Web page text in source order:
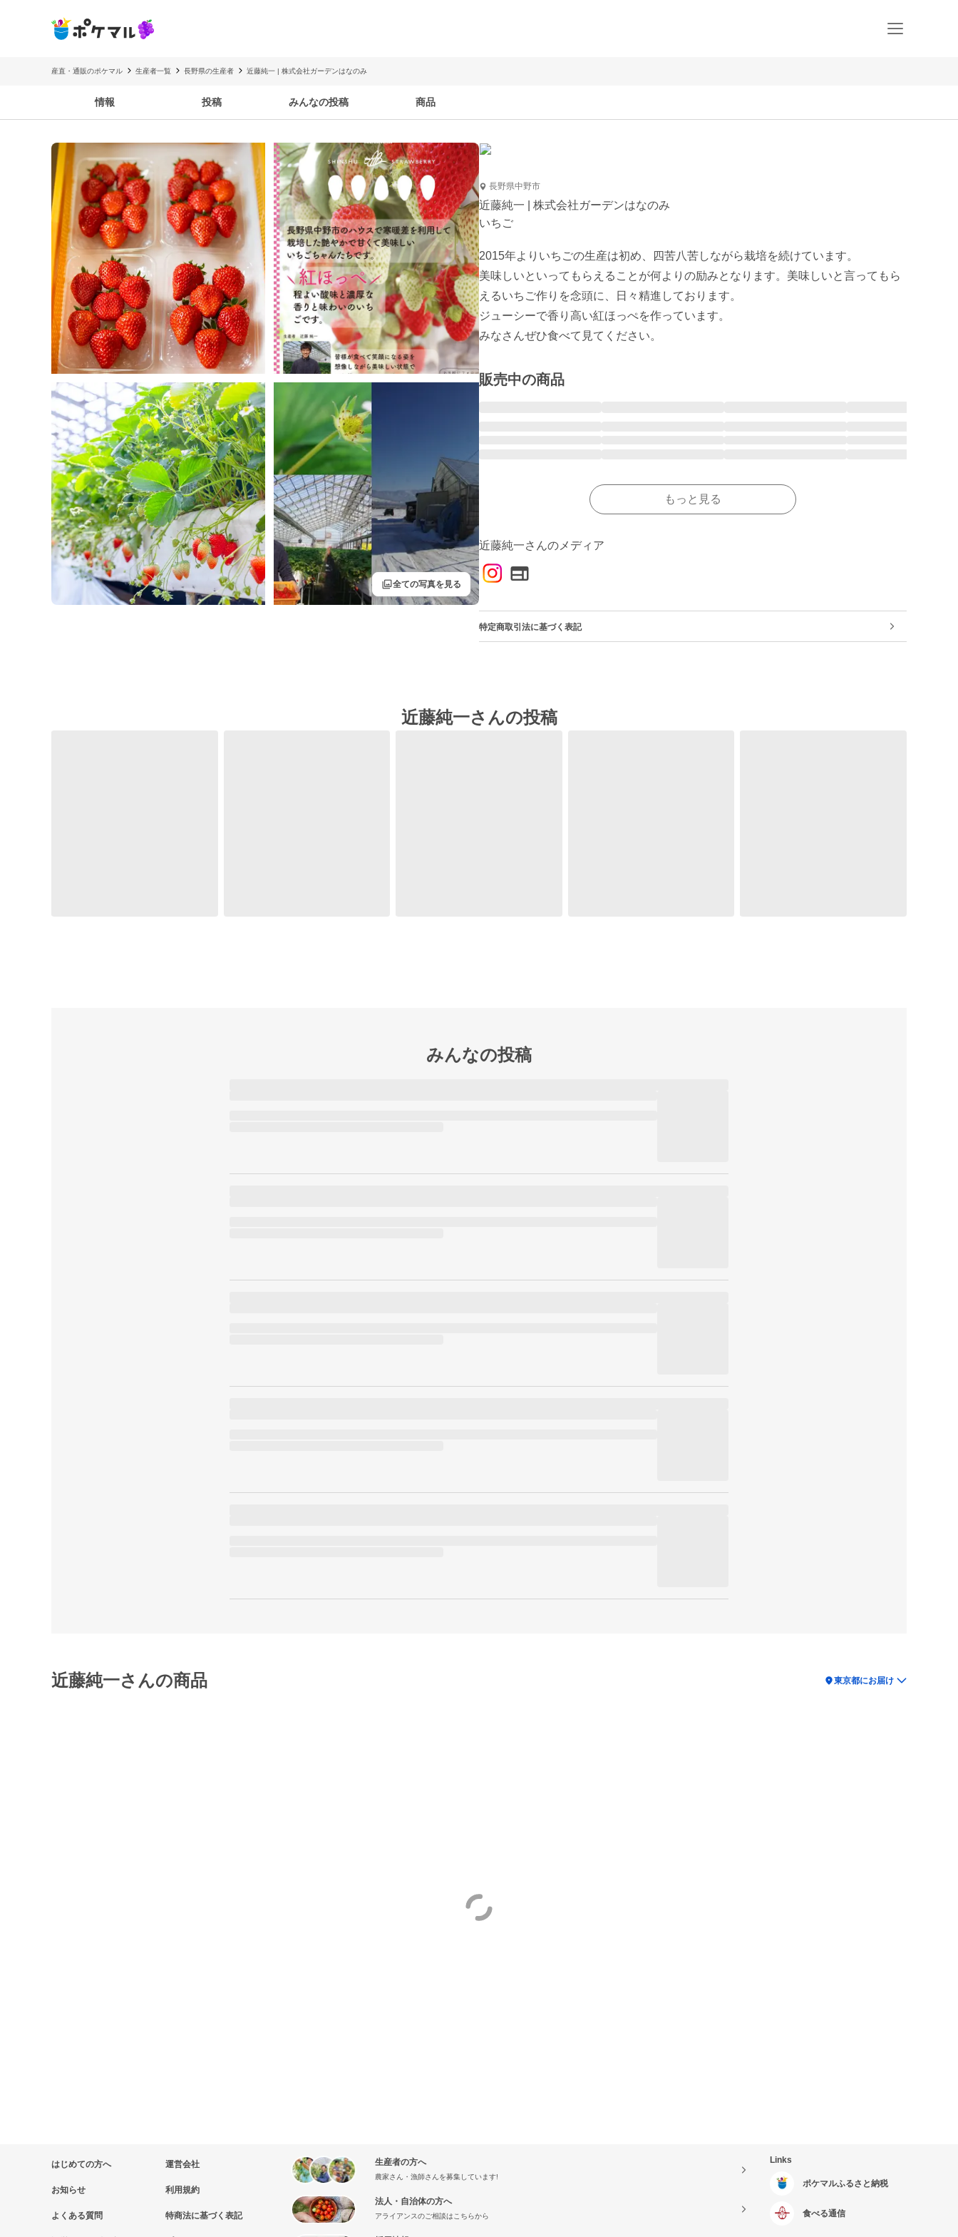
産直・通販のポケマル 生産者一覧 長野県の生産者 近藤純一 | 株式会社ガーデンはなのみ
情報 投稿 みんなの投稿 商品
filter全ての写真を見る
長野県中野市
近藤純一 | 株式会社ガーデンはなのみ
いちご
2015年よりいちごの生産は初め、四苦八苦しながら栽培を続けています。
美味しいといってもらえることが何よりの励みとなります。美味しいと言ってもら
えるいちご作りを念頭に、日々精進しております。
ジューシーで香り高い紅ほっぺを作っています。
みなさんぜひ食べて見てください。
販売中の商品
もっと見る
近藤純一さんのメディア
特定商取引法に基づく表記
近藤純一さんの投稿
みんなの投稿
近藤純一さんの商品 location_on東京都にお届け
はじめての方へ
お知らせ
よくある質問
運営会社
利用規約
特商法に基づく表記
生産者の方へ
農家さん・漁師さんを募集しています!
法人・自治体の方へ
アライアンスのご相談はこちらから
Links
ポケマルふるさと納税
食べる通信